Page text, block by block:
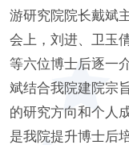
游研究院院长戴斌
会上，刘进、卫玉
等六位博士后逐一
斌结合我院建院宗
的研究方向和个人
是我院提升博士后